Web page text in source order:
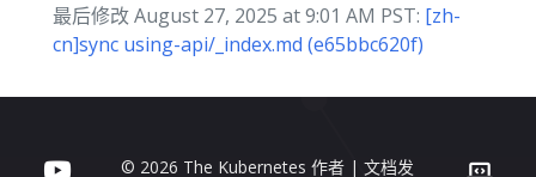
最后修改 August 27, 2025 at 9:01 AM PST: [zh-
cn]sync using-api/_index.md (e65bbc620f)
© 2026 The Kubernetes 作者 | 文档发